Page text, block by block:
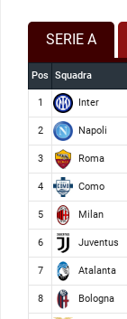
SERIE A
Pos Squadra
1 Inter
2 Napoli
3 Roma
4 Como
5 Milan
6 Juventus
7 Atalanta
8 Bologna